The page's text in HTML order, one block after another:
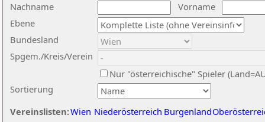
Nachname
Vorname
Ebene
Sortierung
Bundesland
Spgem./Kreis/Verein
Nur "österreichische" Spieler
Vereinslisten:Wien Niederösterreich Burgenland